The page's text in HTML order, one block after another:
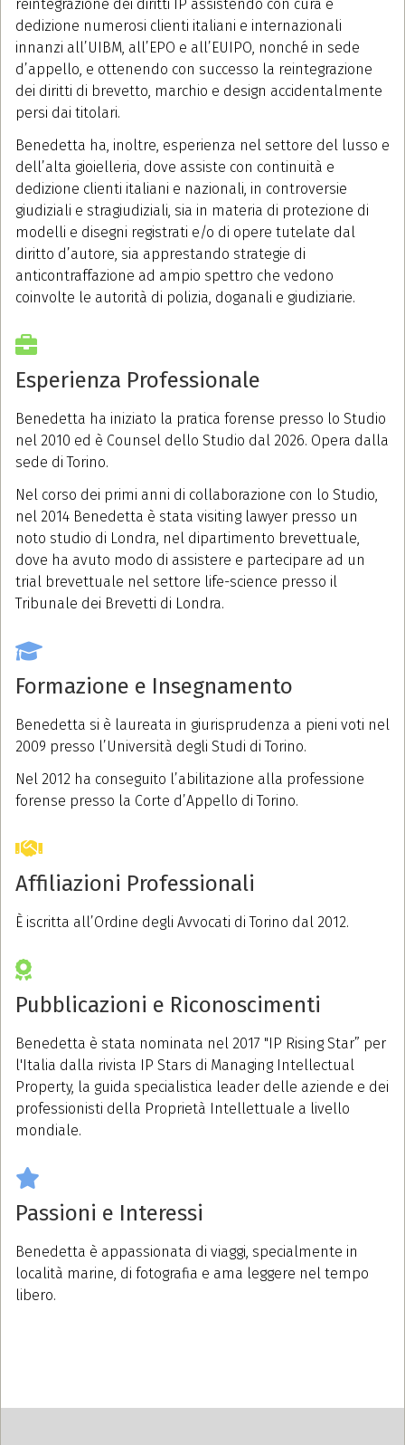
reintegrazione dei diritti IP assistendo con cura e
dedizione numerosi clienti italiani e internazionali
innanzi all’UIBM, all’EPO e all’EUIPO, nonché in sede
d’appello, e ottenendo con successo la reintegrazione
dei diritti di brevetto, marchio e design accidentalmente
persi dai titolari.
Benedetta ha, inoltre, esperienza nel settore del lusso e
dell’alta gioielleria, dove assiste con continuità e
dedizione clienti italiani e nazionali, in controversie
giudiziali e stragiudiziali, sia in materia di protezione di
modelli e disegni registrati e/o di opere tutelate dal
diritto d’autore, sia apprestando strategie di
anticontraffazione ad ampio spettro che vedono
coinvolte le autorità di polizia, doganali e giudiziarie.
Esperienza Professionale
Benedetta ha iniziato la pratica forense presso lo Studio
nel 2010 ed è Counsel dello Studio dal 2026. Opera dalla
sede di Torino.
Nel corso dei primi anni di collaborazione con lo Studio,
nel 2014 Benedetta è stata visiting lawyer presso un
noto studio di Londra, nel dipartimento brevettuale,
dove ha avuto modo di assistere e partecipare ad un
trial brevettuale nel settore life-science presso il
Tribunale dei Brevetti di Londra.
Formazione e Insegnamento
Benedetta si è laureata in giurisprudenza a pieni voti nel
2009 presso l’Università degli Studi di Torino.
Nel 2012 ha conseguito l’abilitazione alla professione
forense presso la Corte d’Appello di Torino.
Affiliazioni Professionali
È iscritta all’Ordine degli Avvocati di Torino dal 2012.
Pubblicazioni e Riconoscimenti
Benedetta è stata nominata nel 2017 "IP Rising Star” per
l'Italia dalla rivista IP Stars di Managing Intellectual
Property, la guida specialistica leader delle aziende e dei
professionisti della Proprietà Intellettuale a livello
mondiale.
Passioni e Interessi
Benedetta è appassionata di viaggi, specialmente in
località marine, di fotografia e ama leggere nel tempo
libero.